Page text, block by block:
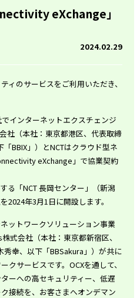
eXchange」
2024.02.29
ィのサービスをご利用いただき、
インターネットエクスチェンジ
社（本社：東京都港区、代表取締
BBIX」）とNCTはクラウド型ネ
eXchange」で協業契約
る「NCT長岡センター」（新潟
2024年3月1日に開設します。
ットワークソリューション事業
式会社（本社：東京都新宿区、
秀幸、以下「BBSakura」）が共に
クサービスです。OCXを通して、
ーへの高セキュリティー、低遅
接続を、お客さまへオンデマン